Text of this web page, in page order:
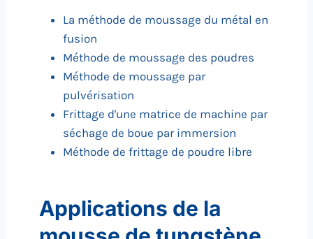
La méthode de moussage du métal en
fusion
Méthode de moussage des poudres
Méthode de moussage par
pulvérisation
Frittage d'une matrice de machine par
séchage de boue par immersion
Méthode de frittage de poudre libre
Applications de la